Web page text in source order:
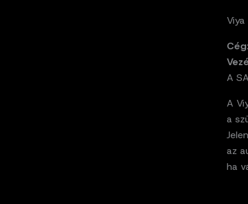
Cég:
A
A
a
az
ha